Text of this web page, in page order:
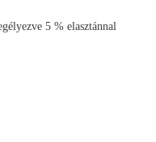
5 % elasztánnal